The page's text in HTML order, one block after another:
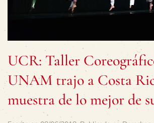
UCR: Taller
UNAM trajo a Costa
muestra de lo mejor de